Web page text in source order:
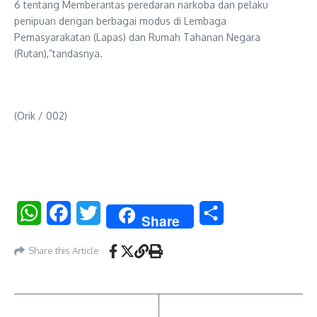
6 tentang Memberantas peredaran narkoba dan pelaku
penipuan dengan berbagai modus di Lembaga
Pemasyarakatan (Lapas) dan Rumah Tahanan Negara
(Rutan),”tandasnya.
(Orik / 002)
WhatsAppFacebookTwitter Share
Share this Article